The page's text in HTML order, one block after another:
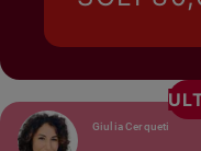
Giulia Cerqueti